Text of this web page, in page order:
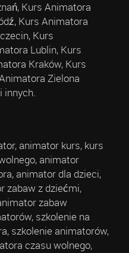
Kurs Animatora
Kurs Animatora
Kurs
Lublin, Kurs
Kraków, Kurs
Zielona
innych.
animator kurs, kurs
animator
animator dla dzieci,
zabaw z dziećmi,
zabaw
szkolenie na
szkolenie animatorów,
czasu wolnego,